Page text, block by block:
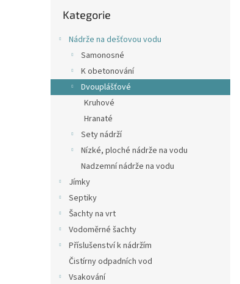
kategorie
Kategorie
Nádrže na dešťovou vodu
Samonosné
K obetonování
Dvouplášťové
Kruhové
Hranaté
Sety nádrží
Nízké, ploché nádrže na vodu
Nadzemní nádrže na vodu
Jímky
Septiky
Šachty na vrt
Vodoměrné šachty
Příslušenství k nádržím
Čistírny odpadních vod
Vsakování